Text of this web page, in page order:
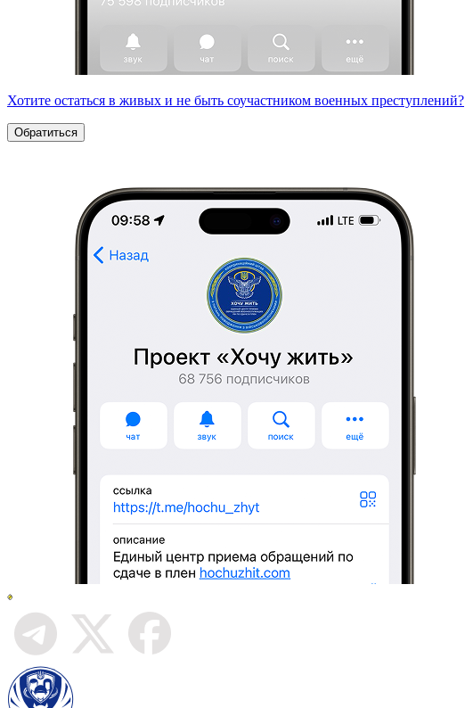
Хотите остаться в живых и не быть соучастником военных преступлений?
Обратиться